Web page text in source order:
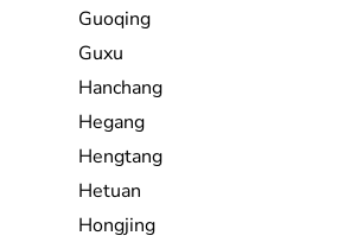
Guoqing
Guxu
Hanchang
Hegang
Hengtang
Hetuan
Hongjing